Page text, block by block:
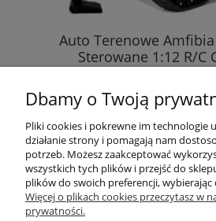
Auto Terenowe
Sterowane 1:12 R/C
251,00 zł
DO KOSZYKA
Dbamy o Twoją
Pliki cookies i pokrewne im technologie
działanie strony i pomagają nam
potrzeb. Możesz zaakceptować
wszystkich tych plików i przejść do
plików do swoich preferencji,
Więcej o plikach cookies przeczytasz w
prywatności.